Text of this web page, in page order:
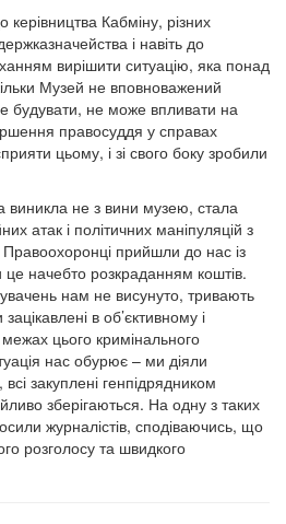
Кабміну, різних
і навіть до
вирішити ситуацію, яка понад
Музей не вповноважений
будувати, не може впливати на
правосуддя у справах
цьому, і зі свого боку зробили
виникла не з вини музею, стала
атак і політичних маніпуляцій з
Правоохоронці прийшли до нас із
начебто розкраданням коштів.
нам не висунуто, тривають
в об’єктивному і
цього кримінального
нас обурює – ми діяли
закуплені генпідрядником
зберігаються. На одну з таких
журналістів, сподіваючись, що
розголосу та швидкого